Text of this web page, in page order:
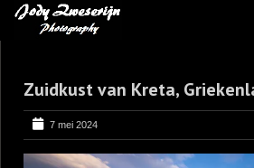
BLOG
LEREN VAN KUNST
BENCE MATE FOTOHUTTEN
Zuidkust van Kreta,
7 mei 2024